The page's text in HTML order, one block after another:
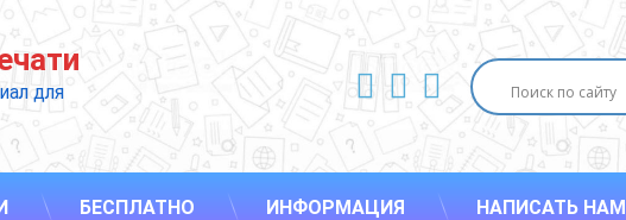
для
ВКонтакте
YouTube
E-mail
БЕСПЛАТНО ИНФОРМАЦИЯ НАПИСАТЬ НАМ